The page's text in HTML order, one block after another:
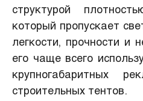
структурой
который пропускает
легкости, прочности и
его чаще всего
крупногабаритных
строительных тентов.